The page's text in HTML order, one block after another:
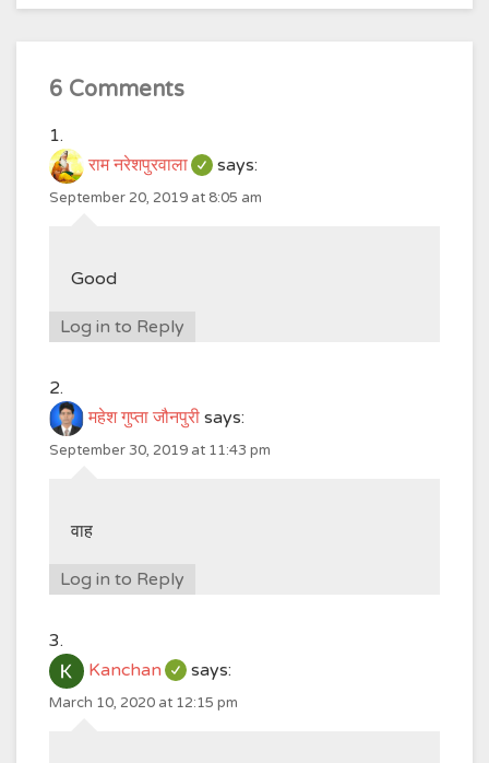
6 Comments
राम नरेशपुरवाला says:
September 20, 2019 at 8:05 am
Good
Log in to Reply
महेश गुप्ता जौनपुरी says:
September 30, 2019 at 11:43 pm
वाह
Log in to Reply
Kanchan says:
March 10, 2020 at 12:15 pm